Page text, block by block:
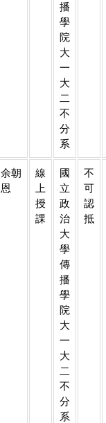
播
學
院
大
一
大
二
不
分
系
余朝
恩
線
上
授
課
國
立
政
治
大
學
傳
播
學
院
大
一
大
二
不
分
系
不
可
認
抵